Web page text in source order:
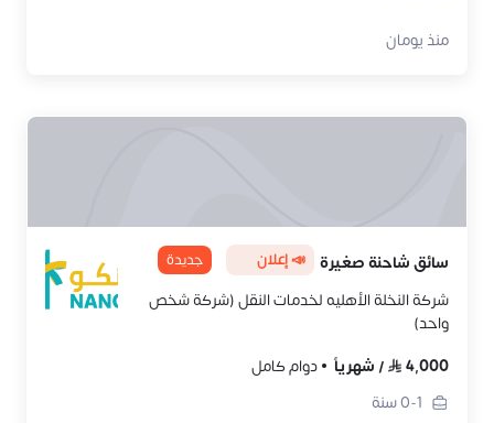
منذ يومان
سائق شاحنة صغيرة 📣 إعلان جديدة
شركة النخلة الأهليه لخدمات النقل (شركة شخص
واحد)
4,000
/ شهرياً
دوام كامل
0-1سنة